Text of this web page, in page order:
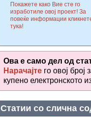
Покажете како Вие сте го
изработиле овој проект! За
повеќе информации
тука!
Ова е само дел од
Нарачајте го овој број
купено електронското
Статии со слична